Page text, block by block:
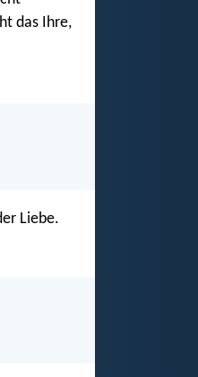
das Ihre,
Liebe.